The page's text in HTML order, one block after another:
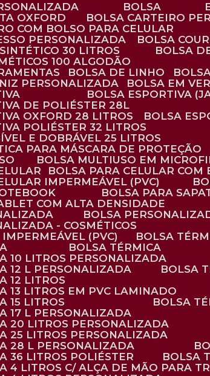
BOLSA
OXFORD
BOLSA CARTEIRO
COM BOLSO PARA CELULAR
PERSONALIZADA
BOLSA
SINTÉTICO 30 LITROS
BOLSA
100 ALGODÃO
BOLSA DE LINHO
PERSONALIZADA
BOLSA EM
BOLSA ESPORTIVA
DE POLIÉSTER 28L
OXFORD 28 LITROS
BOLSA
POLIÉSTER 32 LITROS
E DOBRÁVEL 25 LITROS
PARA MÁSCARA DE PROTEÇÃO
BOLSA MULTIUSO EM
BOLSA PARA CELULAR
IMPERMEÁVEL (PVC)
BOLSA PARA
COM ALTA DENSIDADE
BOLSA
- COSMÉTICOS
IMPERMEÁVEL (PVC)
BOLSA
BOLSA TÉRMICA
10 LITROS PERSONALIZADA
12 L PERSONALIZADA
BOLSA
12 LITROS
13 LITROS EM PVC LAMINADO
15 LITROS
BOLSA
17 L PERSONALIZADA
20 LITROS PERSONALIZADA
25 LITROS PERSONALIZADA
28 L PERSONALIZADA
36 LITROS POLIÉSTER
BOLSA
4 LITROS C/ ALÇA DE MÃO PARA